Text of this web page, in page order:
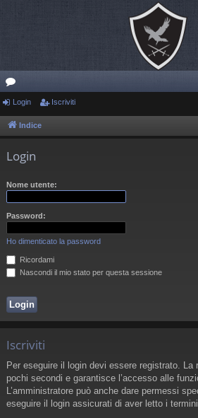
or
u
Login Iscriviti
Indice
Login
Nome utente:
Password:
Ho dimenticato la password
Ricordami
Nascondi il mio stato per questa sessione
Iscriviti
Per eseguire il login devi essere registrato. La
pochi secondi e garantisce l’accesso alle
L’amministratore può anche dare permessi
eseguire il login assicurati di aver letto i termini